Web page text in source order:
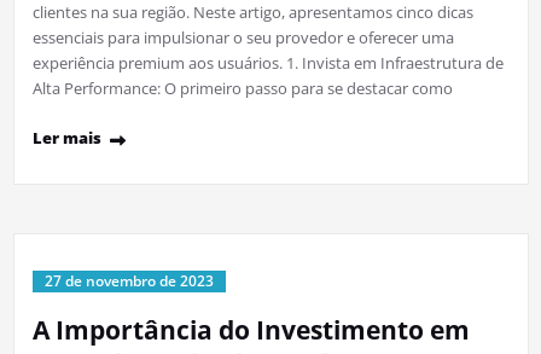
clientes na sua região. Neste artigo, apresentamos cinco dicas
essenciais para impulsionar o seu provedor e oferecer uma
experiência premium aos usuários. 1. Invista em Infraestrutura de
Alta Performance: O primeiro passo para se destacar como
Ler mais
27 de novembro de 2023
A Importância do Investimento em